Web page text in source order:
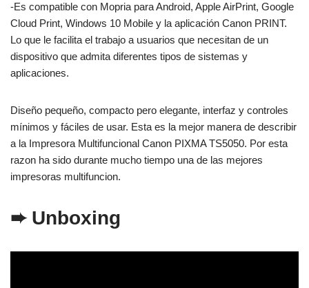
-Es compatible con Mopria para Android, Apple AirPrint, Google
Cloud Print, Windows 10 Mobile y la aplicación Canon PRINT.
Lo que le facilita el trabajo a usuarios que necesitan de un
dispositivo que admita diferentes tipos de sistemas y
aplicaciones.
Diseño pequeño, compacto pero elegante, interfaz y controles
mínimos y fáciles de usar. Esta es la mejor manera de describir
a la Impresora Multifuncional Canon PIXMA TS5050. Por esta
razon ha sido durante mucho tiempo una de las mejores
impresoras multifuncion.
➨ Unboxing